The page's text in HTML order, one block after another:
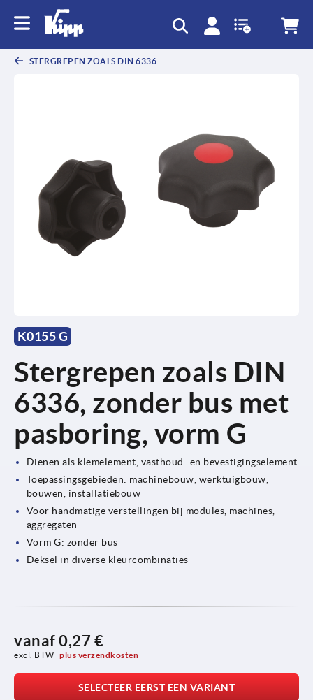
STERGREPEN ZOALS DIN 6336
K0155 G
Stergrepen zoals DIN
6336, zonder bus met
pasboring, vorm G
Dienen als klemelement, vasthoud- en bevestigingselement
Toepassingsgebieden: machinebouw, werktuigbouw,
bouwen, installatiebouw
Voor handmatige verstellingen bij modules, machines,
aggregaten
Vorm G: zonder bus
Deksel in diverse kleurcombinaties
vanaf 0,27 €
excl. BTW plus verzendkosten
SELECTEER EERST EEN VARIANT